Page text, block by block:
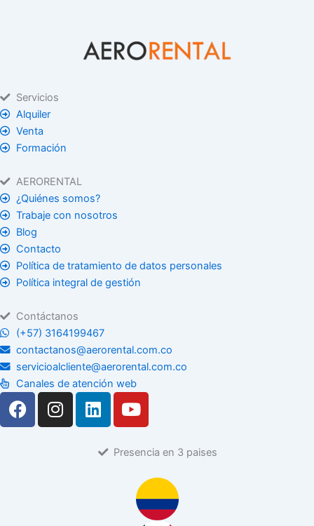
Servicios
Alquiler
Venta
Formación
AERORENTAL
¿Quiénes somos?
Trabaje con nosotros
Blog
Contacto
Política de tratamiento de datos personales
Política integral de gestión
Contáctanos
(+57) 3164199467
contactanos@aerorental.com.co
servicioalcliente@aerorental.com.co
Canales de atención web
F
a
I
n
L
i
k
Y
o
t
b
e
Presencia en 3 paises